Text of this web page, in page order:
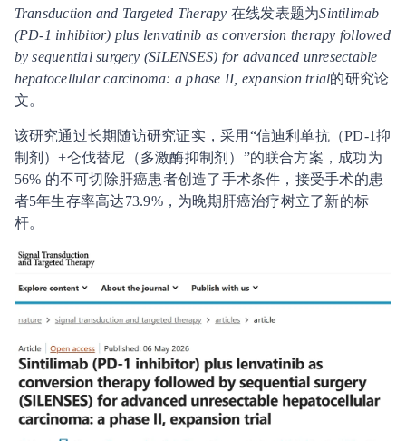
Transduction and Targeted Therapy 在线发表题为Sintilimab
(PD-1 inhibitor) plus lenvatinib as conversion therapy followed
by sequential surgery (SILENSES) for advanced unresectable
hepatocellular carcinoma: a phase II, expansion trial的研究论
文。
该研究通过长期随访研究证实，采用“信迪利单抗（PD-1抑
制剂）+仑伐替尼（多激酶抑制剂）”的联合方案，成功为
56% 的不可切除肝癌患者创造了手术条件，接受手术的患
者5年生存率高达73.9%，为晚期肝癌治疗树立了新的标
杆。